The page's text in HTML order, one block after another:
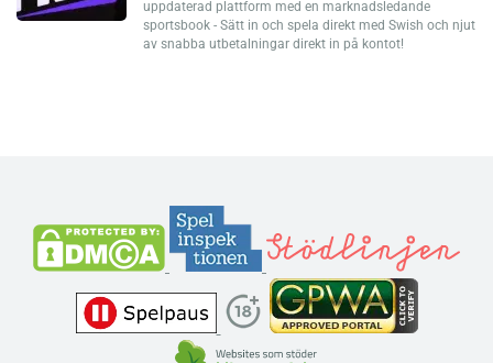
uppdaterad plattform med en marknadsledande
sportsbook - Sätt in och spela direkt med Swish och njut
av snabba utbetalningar direkt in på kontot!